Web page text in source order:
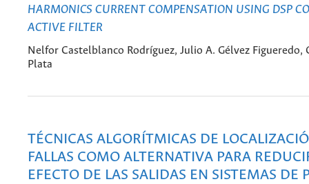
HARMONICS CURRENT COMPENSATION USING DSP
ACTIVE FILTER
Nelfor Castelblanco Rodríguez, Julio A. Gélvez Figueredo,
Plata
TÉCNICAS ALGORÍTMICAS DE
FALLAS COMO ALTERNATIVA PARA
EFECTO DE LAS SALIDAS EN SISTEMAS DE